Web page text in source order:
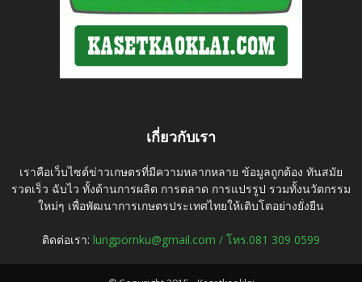
เกี่ยวกับเรา
เราคือเว็บไซต์ข่าวเกษตรที่มีความหลากหลาย ข้อมูลถูกต้อง ทันสมัย
รวดเร็ว ฉับไว ทั้งด้านการผลิต การตลาด การแปรรูป รวมทั้งนวัตกรรม
ใหม่ๆ เพื่อพัฒนาการเกษตรประเทศไทยให้เติบโตอย่างยั่งยืน
ติดต่อเรา: lungpornku@gmail.com / โทร.081 309 0599